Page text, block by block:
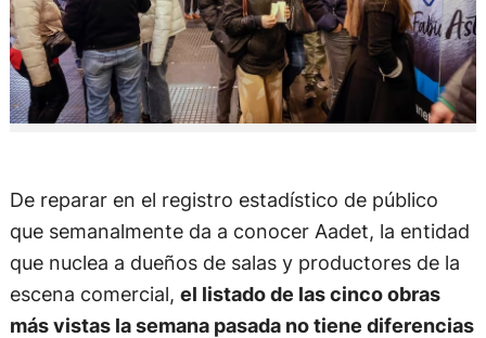
De reparar en el registro estadístico de público
que semanalmente da a conocer Aadet, la entidad
que nuclea a dueños de salas y productores de la
escena comercial, el listado de las cinco obras
más vistas la semana pasada no tiene diferencias